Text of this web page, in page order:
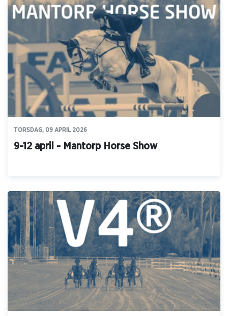
TORSDAG, 09 APRIL 2026
9-12 april - Mantorp Horse Show